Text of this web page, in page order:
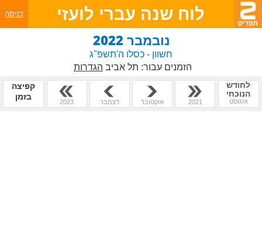
לוח שנה עברי לועזי כניסה
נובמבר 2022
חשוון - כסלו ה'תשפ"ג
הזמנים עבור: תל אביב הגדרות
לחודש
הנוכחי
אוגוסט 2021 אוקטובר דצמבר 2023
קפיצה
בזמן